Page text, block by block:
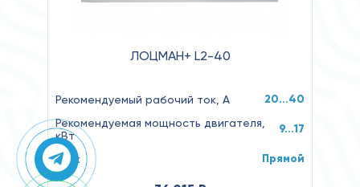
ЛОЦМАН+ L2-40
Рекомендуемый рабочий ток, А 20…40
Рекомендуемая мощность двигателя,
кВт
9...17
Пуск Прямой